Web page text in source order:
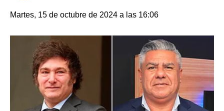
Martes, 15 de octubre de 2024 a las 16:06